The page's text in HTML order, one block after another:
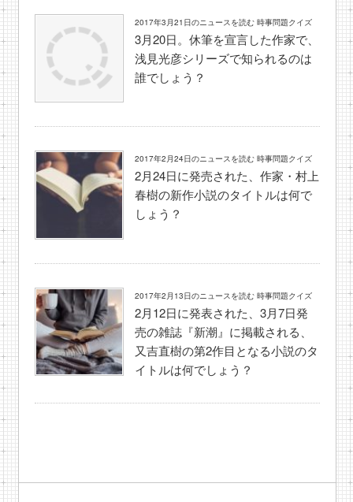
2017年3月21日のニュースを読む 時事問題クイズ
3月20日。休筆を宣言した作家で、
浅見光彦シリーズで知られるのは
誰でしょう？
2017年2月24日のニュースを読む 時事問題クイズ
2月24日に発売された、作家・村上
春樹の新作小説のタイトルは何で
しょう？
2017年2月13日のニュースを読む 時事問題クイズ
2月12日に発表された、3月7日発
売の雑誌『新潮』に掲載される、
又吉直樹の第2作目となる小説のタ
イトルは何でしょう？